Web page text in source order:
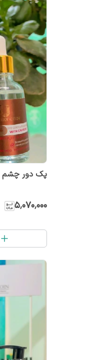
پک دور چشم
۵٬۰۷۰٬۰۰۰